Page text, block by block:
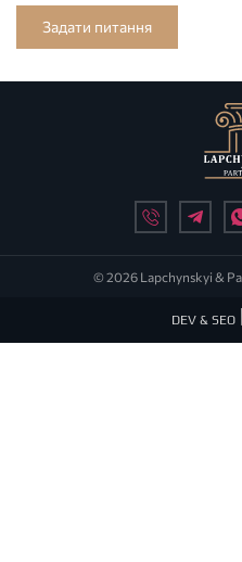
Задати питання
© 2026 Lapchynskyi &
DEV & SEO